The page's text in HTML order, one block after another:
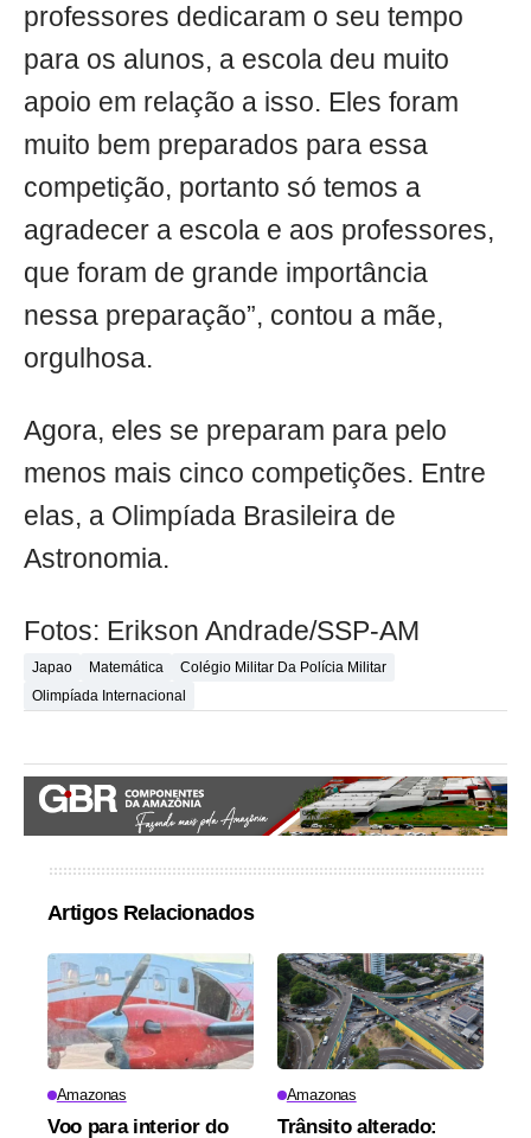
professores dedicaram o seu tempo
para os alunos, a escola deu muito
apoio em relação a isso. Eles foram
muito bem preparados para essa
competição, portanto só temos a
agradecer a escola e aos professores,
que foram de grande importância
nessa preparação”, contou a mãe,
orgulhosa.
Agora, eles se preparam para pelo
menos mais cinco competições. Entre
elas, a Olimpíada Brasileira de
Astronomia.
Fotos: Erikson Andrade/SSP-AM
Japao Matemática
Colégio Militar Da Polícia Militar
Olimpíada Internacional
Artigos Relacionados
Amazonas
Voo para interior do
Amazonas
Trânsito alterado: